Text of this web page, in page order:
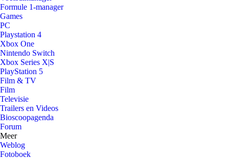
Formule 1-manager
Games
PC
Playstation 4
Xbox One
Nintendo Switch
Xbox Series X|S
PlayStation 5
Film & TV
Film
Televisie
Trailers en Videos
Bioscoopagenda
Forum
Meer
Weblog
Fotoboek